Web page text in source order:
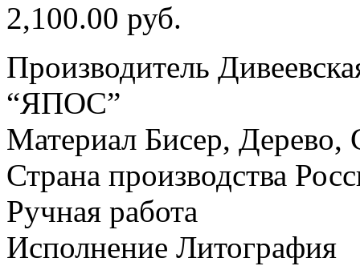
2,100.00 руб.
Производитель
“ЯПОС”
Материал Бисер, Дерево,
Страна производства
Ручная работа
Исполнение Литография